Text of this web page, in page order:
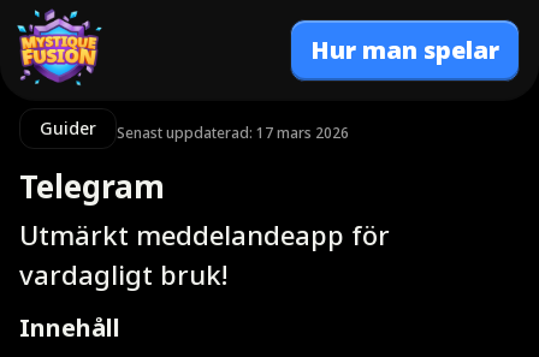
Hur man spelar
Guider Senast uppdaterad: 17 mars 2026
Telegram
Utmärkt meddelandeapp för
vardagligt bruk!
Innehåll